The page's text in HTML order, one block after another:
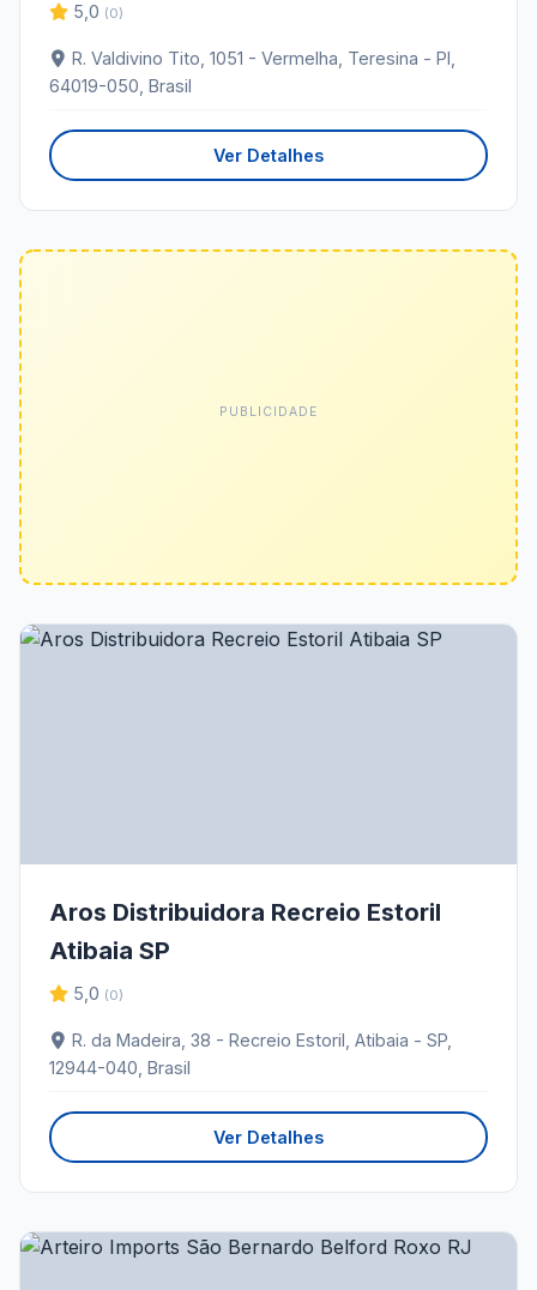
5,0 (0)
R. Valdivino Tito, 1051 - Vermelha, Teresina - PI,
64019-050, Brasil
Ver Detalhes
Aros Distribuidora Recreio Estoril
Atibaia SP
5,0 (0)
R. da Madeira, 38 - Recreio Estoril, Atibaia - SP,
12944-040, Brasil
Ver Detalhes